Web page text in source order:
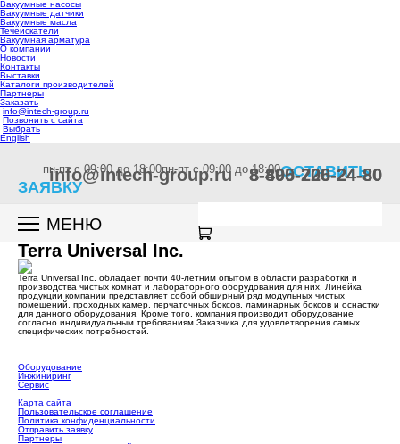
Вакуумные насосы
Вакуумные датчики
Вакуумные масла
Течеискатели
Вакуумная арматура
О компании
Новости
Контакты
Выставки
Каталоги производителей
Партнеры
Заказать
info@intech-group.ru
Позвонить с сайта
Выбрать
English
8-800-200-24-80
пн-пт c 09:00 до 18:00 8-495-725-24-80
пн-пт c 09:00 до 18:00
info@intech-group.ru
ОСТАВИТЬ
ЗАЯВКУ
МЕНЮ
Terra Universal Inc.
Terra Universal Inc. обладает почти 40-летним опытом в области разработки и
производства чистых комнат и лабораторного оборудования для них. Линейка
продукции компании представляет собой обширный ряд модульных чистых
помещений, проходных камер, перчаточных боксов, ламинарных боксов и оснастки
для данного оборудования. Кроме того, компания производит оборудование
согласно индивидуальным требованиям Заказчика для удовлетворения самых
специфических потребностей.
Оборудование
Инжиниринг
Сервис
Карта сайта
Пользовательское соглашение
Политика конфиденциальности
Отправить заявку
Партнеры